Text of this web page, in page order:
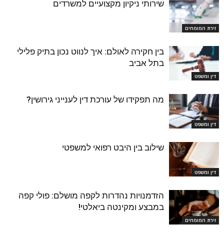
זירת המומחים
שירותי ניקיון מקצועיים למשרדים
דין ומשפט
בין חקירה לאולם: איך לנווט נכון בתיק פלילי
בתל אביב
דין ומשפט
מה תפקידו של עורכת דין לענייני גירושין?
דין ומשפט
שילוב בין היבט רפואי למשפטי
זירת המומחים
הזדמנויות נהדרות לקפה מושלם: פולי קפה
במבצע ומקינטה ביאלטי!